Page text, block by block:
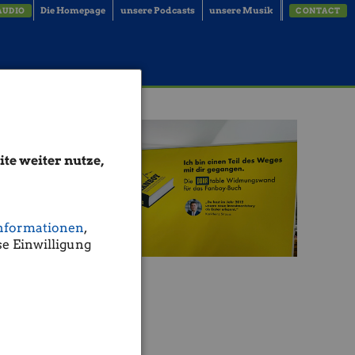
weiter nutze,
,
Einwilligung
Die Homepage unsere Podcasts unsere Musik CONTACT